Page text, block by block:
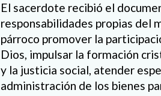
El sacerdote recibió el
responsabilidades propias del
párroco promover la
Dios, impulsar la formación
y la justicia social, atender
administración de los bienes